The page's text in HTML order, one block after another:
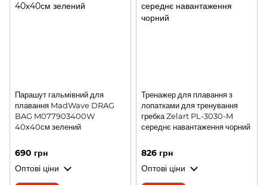
Парашут гальмівний для
плавання MadWave DRAG
BAG M077903400W
40х40см зелений
690 грн
Оптові ціни
Тренажер для плавання з
лопатками для тренування
гребка Zelart PL-3030-M
середнє навантаження чорний
826 грн
Оптові ціни